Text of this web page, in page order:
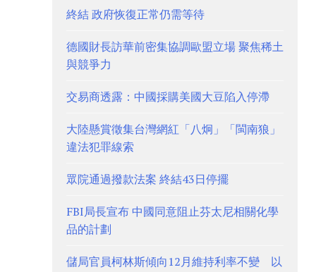
終結 政府恢復正常仍需等待
德國財長訪華前密集協調歐盟立場 聚焦稀土
與競爭力
交易商透露：中國採購美國大豆陷入停滯
大陸懸賞徵集台灣網紅「八炯」「閩南狼」
違法犯罪線索
眾院通過撥款法案 終結43日停擺
FBI局長宣布 中國同意阻止芬太尼相關化學
品的計劃
儲局官員柯林斯傾向12月維持利率不變 以